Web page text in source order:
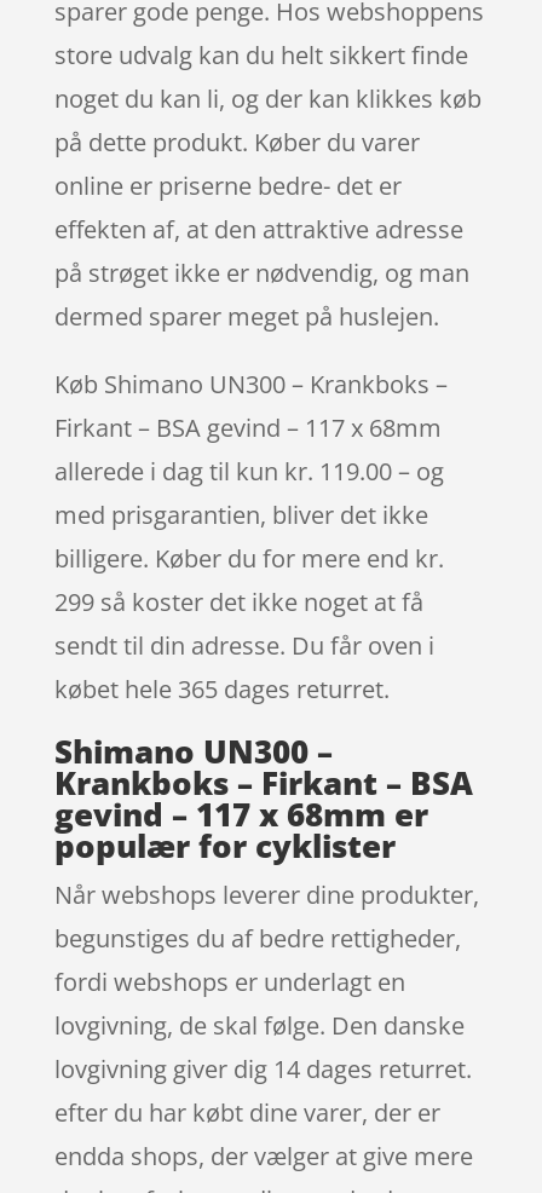
sparer gode penge. Hos webshoppens
store udvalg kan du helt sikkert finde
noget du kan li, og der kan klikkes køb
på dette produkt. Køber du varer
online er priserne bedre- det er
effekten af, at den attraktive adresse
på strøget ikke er nødvendig, og man
dermed sparer meget på huslejen.
Køb Shimano UN300 – Krankboks –
Firkant – BSA gevind – 117 x 68mm
allerede i dag til kun kr. 119.00 – og
med prisgarantien, bliver det ikke
billigere. Køber du for mere end kr.
299 så koster det ikke noget at få
sendt til din adresse. Du får oven i
købet hele 365 dages returret.
Shimano UN300 –
Krankboks – Firkant – BSA
gevind – 117 x 68mm er
populær for cyklister
Når webshops leverer dine produkter,
begunstiges du af bedre rettigheder,
fordi webshops er underlagt en
lovgivning, de skal følge. Den danske
lovgivning giver dig 14 dages returret.
efter du har købt dine varer, der er
endda shops, der vælger at give mere